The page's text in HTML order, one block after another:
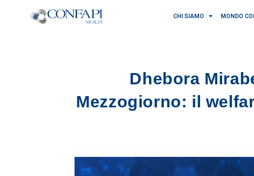
CHI SIAMO MONDO
Dhebora
Mezzogiorno: il